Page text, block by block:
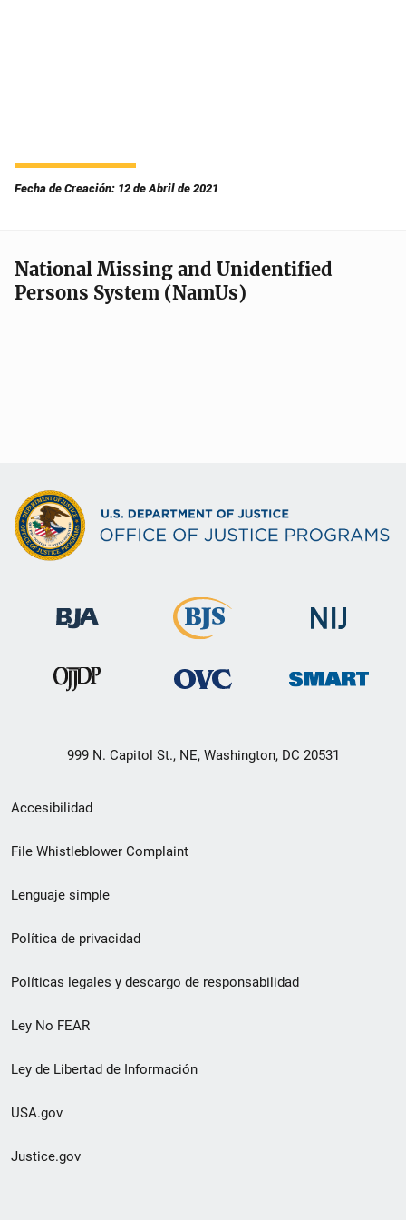
Fecha de Creación: 12 de Abril de 2021
National Missing and Unidentified
Persons System (NamUs)
999 N. Capitol St., NE, Washington, DC 20531
Menú
de
de
pie
de
página
Accesibilidad
File Whistleblower Complaint
Lenguaje simple
Política de privacidad
Políticas legales y descargo de responsabilidad
Ley No FEAR
Ley de Libertad de Información
USA.gov
Justice.gov